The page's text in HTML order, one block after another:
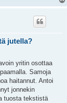
jutella?
yritin osottaa
Samoja
haitannut. Antoi
jonnekin
tuosta tekstistä